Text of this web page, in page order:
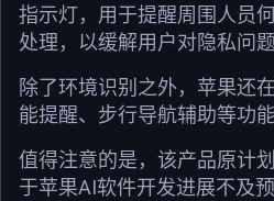
指示灯，用于提醒周围人员
处理，以缓解用户对隐私问题
除了环境识别之外，苹果还
能提醒、步行导航辅助等功能
值得注意的是，该产品原计
于苹果AI软件开发进展不及